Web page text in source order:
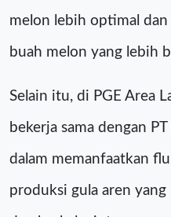
melon lebih optimal
buah melon yang lebih
Selain itu, di PGE Area
bekerja sama dengan
dalam memanfaatkan
produksi gula aren